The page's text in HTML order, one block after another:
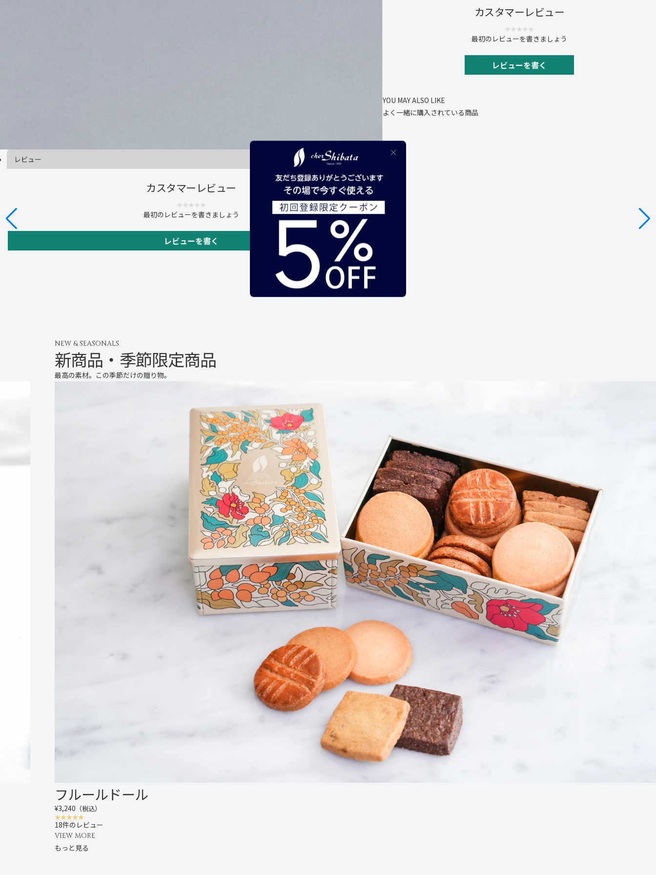
レビュー
カスタマーレビュー
最初のレビューを書きましょう
レビューを書く
カスタマーレビュー
最初のレビューを書きましょう
レビューを書く
YOU MAY ALSO LIKE
よく一緒に購入されている商品
NEW & SEASONALS
新商品・季節限定商品
最高の素材。この季節だけの贈り物。
フルールドール
¥3,240 （税込）
18件のレビュー
VIEW MORE
もっと見る